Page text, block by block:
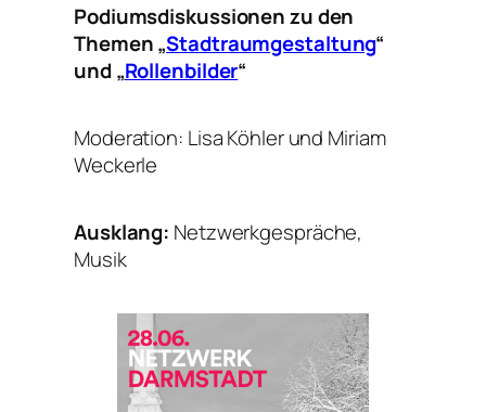
Podiumsdiskussionen zu den
Themen „Stadtraumgestaltung“
und „Rollenbilder“
Moderation: Lisa Köhler und Miriam
Weckerle
Ausklang: Netzwerkgespräche,
Musik